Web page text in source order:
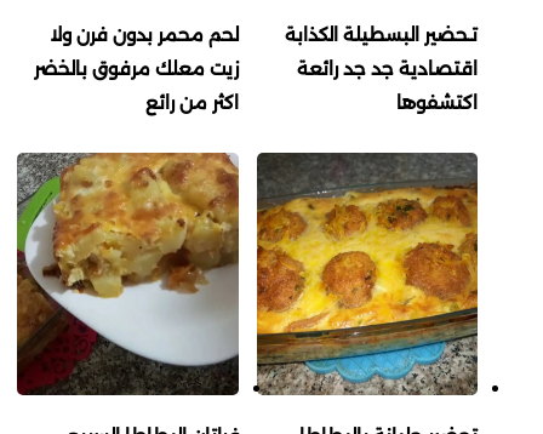
تـحضير البسطيلة الكذابة
اقتصادية جد جد رائعة
اكتشفوها
لحم محمر بدون فرن ولا
زيت معلك مرفوق بالخضر
اكثر من رائع